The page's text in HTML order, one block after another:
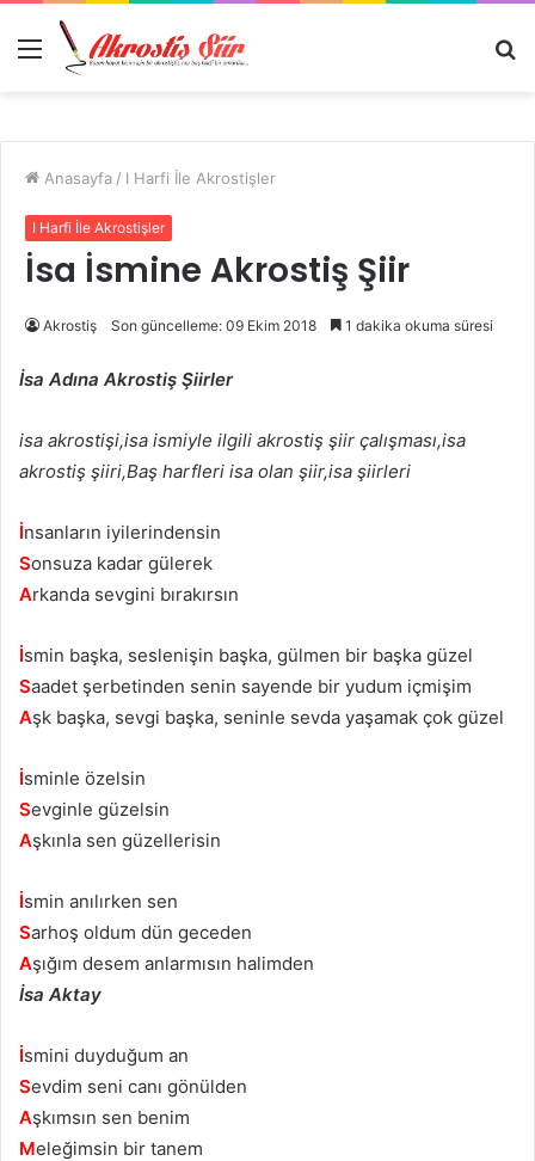
Menü
Anasayfa / I Harfi İle Akrostişler
I Harfi İle Akrostişler
İsa İsmine Akrostiş Şiir
Akrostiş Son güncelleme: 09 Ekim 2018 1 dakika okuma süresi
İsa Adına Akrostiş Şiirler
isa akrostişi,isa ismiyle ilgili akrostiş şiir çalışması,isa
akrostiş şiiri,Baş harfleri isa olan şiir,isa şiirleri
İnsanların iyilerindensin
Sonsuza kadar gülerek
Arkanda sevgini bırakırsın
İsmin başka, seslenişin başka, gülmen bir başka güzel
Saadet şerbetinden senin sayende bir yudum içmişim
Aşk başka, sevgi başka, seninle sevda yaşamak çok güzel
İsminle özelsin
Sevginle güzelsin
Aşkınla sen güzellerisin
İsmin anılırken sen
Sarhoş oldum dün geceden
Aşığım desem anlarmısın halimden
İsa Aktay
İsmini duyduğum an
Sevdim seni canı gönülden
Aşkımsın sen benim
Meleğimsin bir tanem